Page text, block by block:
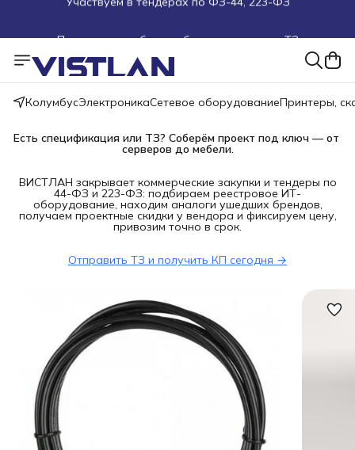
Пуско-наладочные работы
Пришлите запрос на e-mail или в чат
Более 100 000 позиций в наличии и под заказ
КолумбусЭлектроникаСетевое оборудованиеПринтеры,
Есть спецификация или ТЗ? Соберём проект под ключ — от
серверов до мебели.
ВИСТЛАН закрывает коммерческие закупки и тендеры по
44-ФЗ и 223-ФЗ: подбираем реестровое ИТ-
оборудование, находим аналоги ушедших брендов,
получаем проектные скидки у вендора и фиксируем цену,
привозим точно в срок.
Отправить ТЗ и получить КП сегодня →